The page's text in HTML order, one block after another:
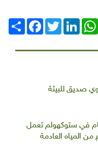
انشر
FacebookTwitterLinkedIn
WhatsApp
صديق للبيئة
في ستوكهولم تعمل
المياه العادمة